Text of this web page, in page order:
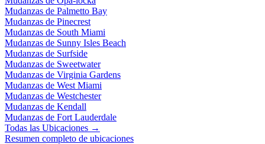
Mudanzas de Palmetto Bay
Mudanzas de Pinecrest
Mudanzas de South Miami
Mudanzas de Sunny Isles Beach
Mudanzas de Surfside
Mudanzas de Sweetwater
Mudanzas de Virginia Gardens
Mudanzas de West Miami
Mudanzas de Westchester
Mudanzas de Kendall
Mudanzas de Fort Lauderdale
Todas las Ubicaciones →
Resumen completo de ubicaciones